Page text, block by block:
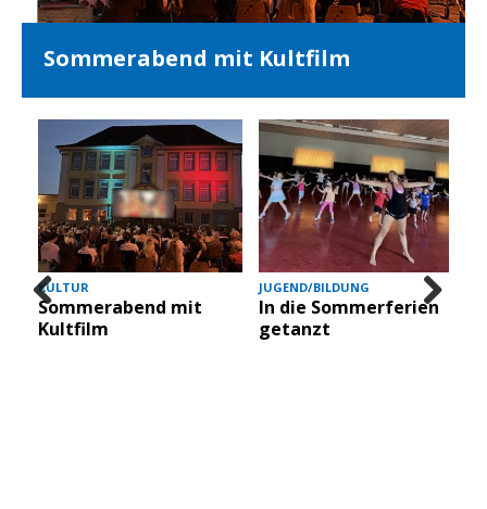
Sommerabend mit Kultfilm
KULTUR
Sommerabend mit
Kultfilm
JUGEND/BILDUNG
In die Sommerferien
getanzt
Prev
Nex